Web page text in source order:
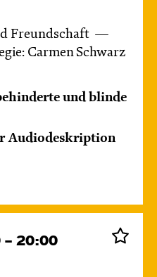
Freundschaft
Carmen Schwarz
und blinde
Audiodeskription
20:00